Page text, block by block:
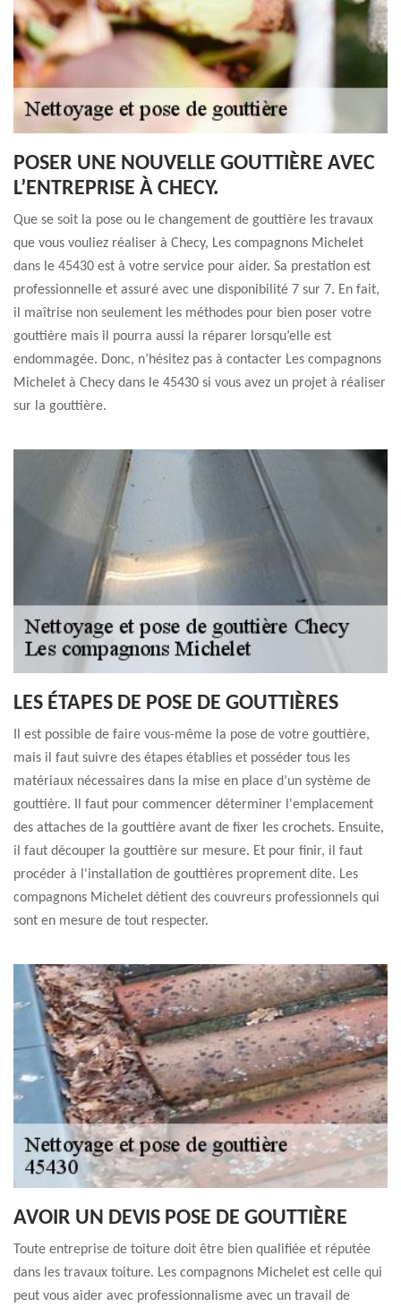
POSER UNE NOUVELLE GOUTTIÈRE AVEC
L’ENTREPRISE À CHECY.
Que se soit la pose ou le changement de gouttière les travaux
que vous vouliez réaliser à Checy, Les compagnons Michelet
dans le 45430 est à votre service pour aider. Sa prestation est
professionnelle et assuré avec une disponibilité 7 sur 7. En fait,
il maîtrise non seulement les méthodes pour bien poser votre
gouttière mais il pourra aussi la réparer lorsqu’elle est
endommagée. Donc, n’hésitez pas à contacter Les compagnons
Michelet à Checy dans le 45430 si vous avez un projet à réaliser
sur la gouttière.
LES ÉTAPES DE POSE DE GOUTTIÈRES
Il est possible de faire vous-même la pose de votre gouttière,
mais il faut suivre des étapes établies et posséder tous les
matériaux nécessaires dans la mise en place d’un système de
gouttière. Il faut pour commencer déterminer l'emplacement
des attaches de la gouttière avant de fixer les crochets. Ensuite,
il faut découper la gouttière sur mesure. Et pour finir, il faut
procéder à l'installation de gouttières proprement dite. Les
compagnons Michelet détient des couvreurs professionnels qui
sont en mesure de tout respecter.
AVOIR UN DEVIS POSE DE GOUTTIÈRE
Toute entreprise de toiture doit être bien qualifiée et réputée
dans les travaux toiture. Les compagnons Michelet est celle qui
peut vous aider avec professionnalisme avec un travail de